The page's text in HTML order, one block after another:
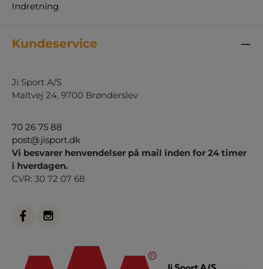
Indretning
Kundeservice
Ji Sport A/S
Maltvej 24, 9700 Brønderslev
70 26 75 88
post@jisport.dk
Vi besvarer henvendelser på mail inden for 24 timer
i hverdagen.
CVR: 30 72 07 68